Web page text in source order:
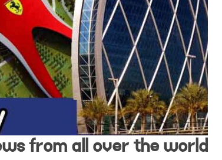
from all over the world